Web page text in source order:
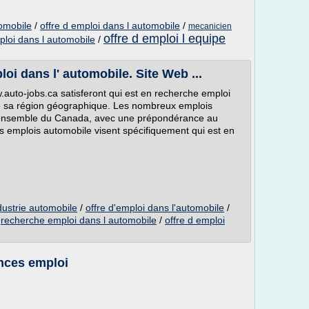
/ offre d emploi dans l automobile / mecanicien
dans l automobile / offre d emploi l equipe
dans l' automobile. Site Web ...
jobs.ca satisferont qui est en recherche emploi
région géographique. Les nombreux emplois
du Canada, avec une prépondérance au
emplois automobile visent spécifiquement qui est en
automobile / offre d'emploi dans l'automobile /
recherche emploi dans l automobile / offre d emploi
emploi